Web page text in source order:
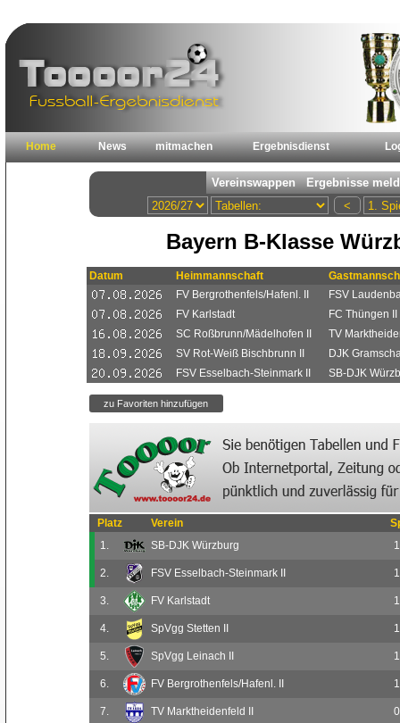
Home News mitmachen Ergebnisdienst
Bayern B-Klasse
Datum Heimmannschaft
FV Bergrothenfels/Hafenl. II
FSV
FV Karlstadt
FC Thüngen II
SC Roßbrunn/Mädelhofen II
TV
SV Rot-Weiß Bischbrunn II
DJK
FSV Esselbach-Steinmark II
SB-DJK
Platz Verein
1.
SB-DJK Würzburg 1
2. FSV Esselbach-Steinmark II 1
3. FV Karlstadt 1
4. SpVgg Stetten II 1
5. SpVgg Leinach II 1
6. FV Bergrothenfels/Hafenl. II 1
7. TV Marktheidenfeld II 0